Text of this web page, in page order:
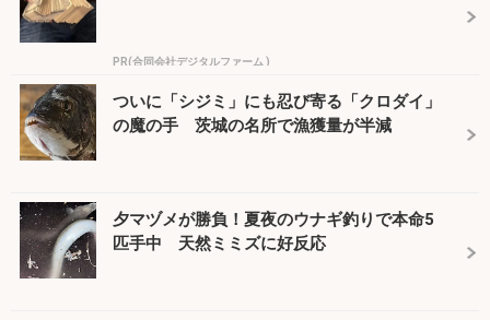
PR(合同会社デジタルファーム )
ついに「シジミ」にも忍び寄る「クロダイ」
の魔の手 茨城の名所で漁獲量が半減
夕マヅメが勝負！夏夜のウナギ釣りで本命5
匹手中 天然ミミズに好反応